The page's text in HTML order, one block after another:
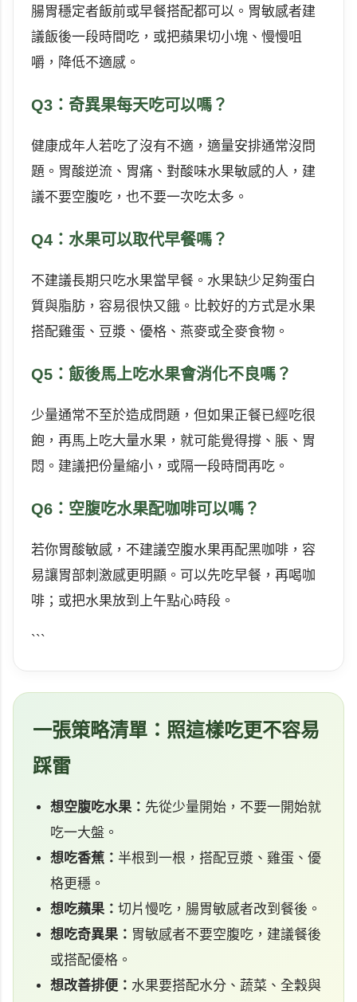
腸胃穩定者飯前或早餐搭配都可以。胃敏感者建
議飯後一段時間吃，或把蘋果切小塊、慢慢咀
嚼，降低不適感。
Q3：奇異果每天吃可以嗎？
健康成年人若吃了沒有不適，適量安排通常沒問
題。胃酸逆流、胃痛、對酸味水果敏感的人，建
議不要空腹吃，也不要一次吃太多。
Q4：水果可以取代早餐嗎？
不建議長期只吃水果當早餐。水果缺少足夠蛋白
質與脂肪，容易很快又餓。比較好的方式是水果
搭配雞蛋、豆漿、優格、燕麥或全麥食物。
Q5：飯後馬上吃水果會消化不良嗎？
少量通常不至於造成問題，但如果正餐已經吃很
飽，再馬上吃大量水果，就可能覺得撐、脹、胃
悶。建議把份量縮小，或隔一段時間再吃。
Q6：空腹吃水果配咖啡可以嗎？
若你胃酸敏感，不建議空腹水果再配黑咖啡，容
易讓胃部刺激感更明顯。可以先吃早餐，再喝咖
啡；或把水果放到上午點心時段。
```
一張策略清單：照這樣吃更不容易
踩雷
想空腹吃水果： 先從少量開始，不要一開始就
吃一大盤。
想吃香蕉： 半根到一根，搭配豆漿、雞蛋、優
格更穩。
想吃蘋果： 切片慢吃，腸胃敏感者改到餐後。
想吃奇異果： 胃敏感者不要空腹吃，建議餐後
或搭配優格。
想改善排便： 水果要搭配水分、蔬菜、全穀與